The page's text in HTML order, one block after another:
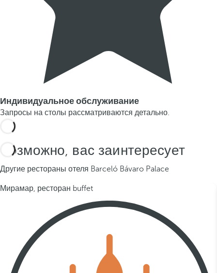
Индивидуальное обслуживание
Запросы на столы рассматриваются детально.
Возможно, вас заинтересует
Другие рестораны отеля Barceló Bávaro Palace
Мирамар, ресторан buffet